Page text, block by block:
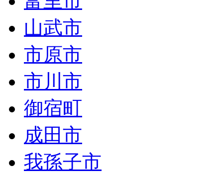
山武市
市原市
市川市
御宿町
成田市
我孫子市